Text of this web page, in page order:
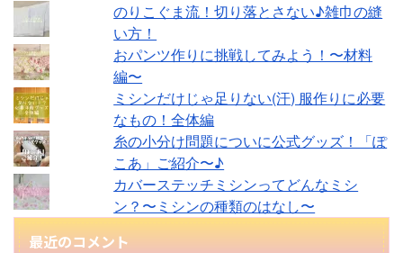
のりこぐま流！切り落とさない♪雑巾の縫
い方！
おパンツ作りに挑戦してみよう！〜材料
編〜
ミシンだけじゃ足りない(汗) 服作りに必要
なもの！全体編
糸の小分け問題についに公式グッズ！「ぽ
こあ」ご紹介〜♪
カバーステッチミシンってどんなミシ
ン？〜ミシンの種類のはなし〜
最近のコメント